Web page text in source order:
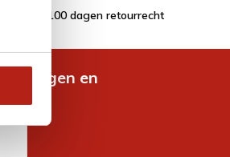
100 dagen retourrecht
en